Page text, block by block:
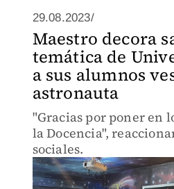
29.08.2023/
Maestro decora
temática de
a sus alumnos
astronauta
"Gracias por poner en
la Docencia",
sociales.